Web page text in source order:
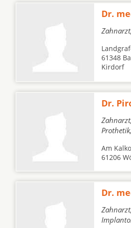
Dr.
61348
Kirdorf
Dr.
Am
61206
Dr.